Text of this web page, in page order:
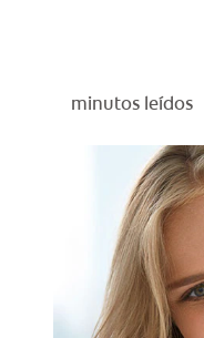
minutos leídos